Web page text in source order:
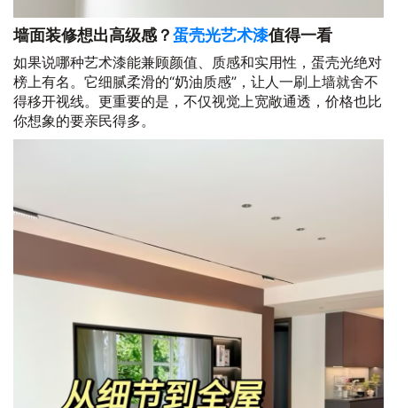
墙面装修想出高级感？蛋壳光艺术漆值得一看
如果说哪种艺术漆能兼顾颜值、质感和实用性，蛋壳光绝对
榜上有名。它细腻柔滑的“奶油质感”，让人一刷上墙就舍不
得移开视线。更重要的是，不仅视觉上宽敞通透，价格也比
你想象的要亲民得多。